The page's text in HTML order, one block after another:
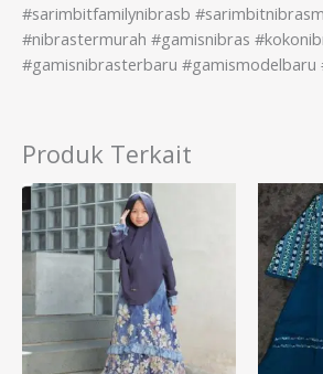
#sarimbitfamilynibrasb
#nibrastermurah #gamisnibras
#gamisnibrasterbaru #gamismodelbaru
Produk Terkait
Rentang
Rp289.000
hingga
Rp309.000